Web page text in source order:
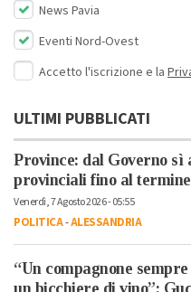
News Pavia
Eventi Nord-Ovest
Accetto l'iscrizione e la
ULTIMI PUBBLICATI
Province: dal Governo
provinciali fino al
Venerdì, 7 Agosto 2026 - 05:55
POLITICA-ALESSANDRIA
“Un compagnone
un bicchiere di vino”: